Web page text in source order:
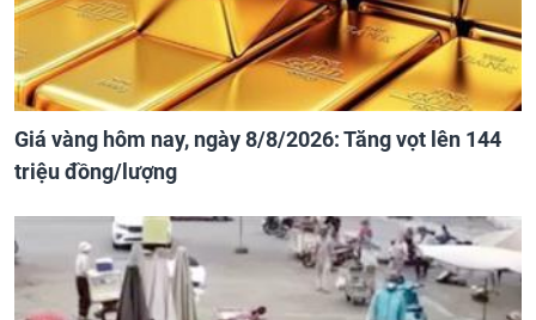
Giá vàng hôm nay, ngày 8/8/2026: Tăng vọt lên 144
triệu đồng/lượng